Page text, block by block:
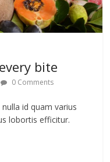
bite
0 Comments
id quam varius
lobortis efficitur.